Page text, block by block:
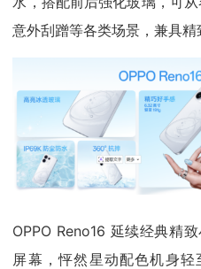
意外刮蹭等各类场景，兼具精
OPPO Reno16 延续经典精
屏幕，怦然星动配色机身轻